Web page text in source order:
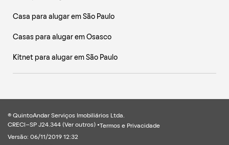
Casa para alugar em São Paulo
Casas para alugar em Osasco
Kitnet para alugar em São Paulo
® QuintoAndar Serviços Imobiliários Ltda.
CRECI-SP J24.344 (Ver outros ) • Termos e Privacidade
Versão: 06/11/2019 12:32